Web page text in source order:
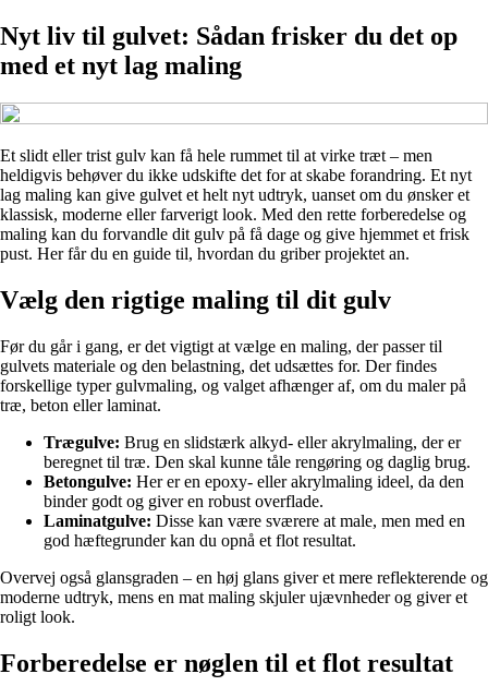
Nyt liv til gulvet: Sådan frisker du det op
med et nyt lag maling
Et slidt eller trist gulv kan få hele rummet til at virke træt – men
heldigvis behøver du ikke udskifte det for at skabe forandring. Et nyt
lag maling kan give gulvet et helt nyt udtryk, uanset om du ønsker et
klassisk, moderne eller farverigt look. Med den rette forberedelse og
maling kan du forvandle dit gulv på få dage og give hjemmet et frisk
pust. Her får du en guide til, hvordan du griber projektet an.
Vælg den rigtige maling til dit gulv
Før du går i gang, er det vigtigt at vælge en maling, der passer til
gulvets materiale og den belastning, det udsættes for. Der findes
forskellige typer gulvmaling, og valget afhænger af, om du maler på
træ, beton eller laminat.
Trægulve: Brug en slidstærk alkyd- eller akrylmaling, der er
beregnet til træ. Den skal kunne tåle rengøring og daglig brug.
Betongulve: Her er en epoxy- eller akrylmaling ideel, da den
binder godt og giver en robust overflade.
Laminatgulve: Disse kan være sværere at male, men med en
god hæftegrunder kan du opnå et flot resultat.
Overvej også glansgraden – en høj glans giver et mere reflekterende og
moderne udtryk, mens en mat maling skjuler ujævnheder og giver et
roligt look.
Forberedelse er nøglen til et flot resultat